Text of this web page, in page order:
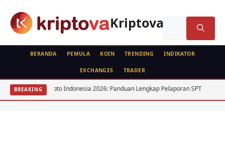
Kriptova
BERANDA PEMULA KOIN TRENDING INDIKATOR
EXCHANGES TRADER
BREAKING
Kripto Indonesia 2026: Panduan Lengkap Pelaporan SPT 15
KOIN
Moonbeam (GLMR)